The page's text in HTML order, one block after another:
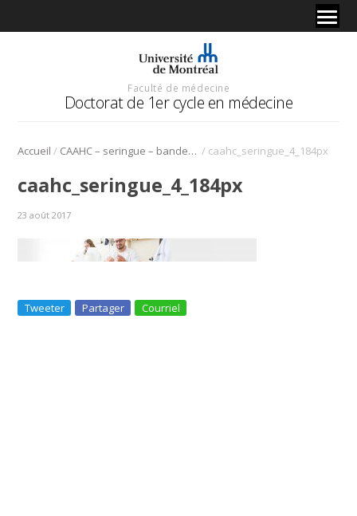
Faculté de médecine
Doctorat de 1er cycle en médecine
Accueil / CAAHC – seringue – bandeau / caahc_seringue_4_184px
caahc_seringue_4_184px
23 août 2017
Tweeter Partager Courriel